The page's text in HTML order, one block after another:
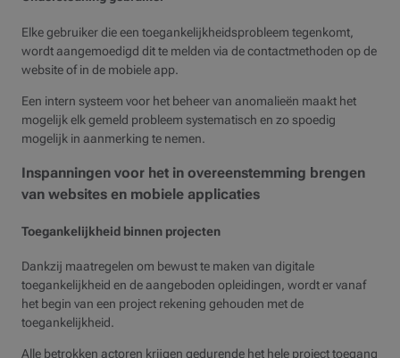
Elke gebruiker die een toegankelijkheidsprobleem tegenkomt,
wordt aangemoedigd dit te melden via de contactmethoden op de
website of in de mobiele app.
Een intern systeem voor het beheer van anomalieën maakt het
mogelijk elk gemeld probleem systematisch en zo spoedig
mogelijk in aanmerking te nemen.
Inspanningen voor het in overeenstemming brengen
van websites en mobiele applicaties
Toegankelijkheid binnen projecten
Dankzij maatregelen om bewust te maken van digitale
toegankelijkheid en de aangeboden opleidingen, wordt er vanaf
het begin van een project rekening gehouden met de
toegankelijkheid.
Alle betrokken actoren krijgen gedurende het hele project toegang